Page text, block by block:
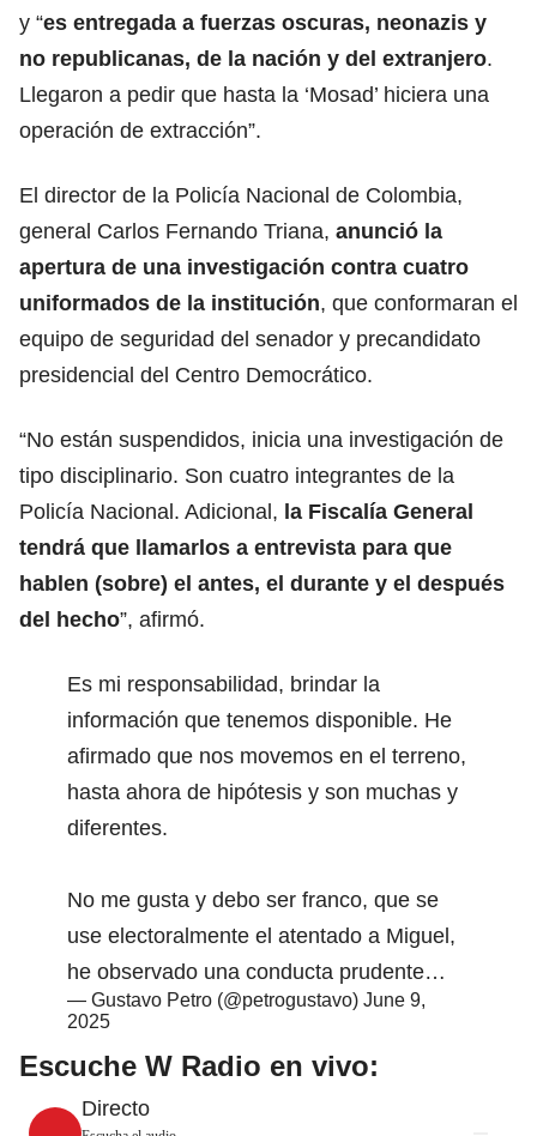
y “es entregada a fuerzas oscuras, neonazis y
no republicanas, de la nación y del extranjero.
Llegaron a pedir que hasta la ‘Mosad’ hiciera una
operación de extracción”.
El director de la Policía Nacional de Colombia,
general Carlos Fernando Triana, anunció la
apertura de una investigación contra cuatro
uniformados de la institución, que conformaran el
equipo de seguridad del senador y precandidato
presidencial del Centro Democrático.
“No están suspendidos, inicia una investigación de
tipo disciplinario. Son cuatro integrantes de la
Policía Nacional. Adicional, la Fiscalía General
tendrá que llamarlos a entrevista para que
hablen (sobre) el antes, el durante y el después
del hecho”, afirmó.
Es mi responsabilidad, brindar la
información que tenemos disponible. He
afirmado que nos movemos en el terreno,
hasta ahora de hipótesis y son muchas y
diferentes.
No me gusta y debo ser franco, que se
use electoralmente el atentado a Miguel,
he observado una conducta prudente…
— Gustavo Petro (@petrogustavo) June 9,
2025
Escuche W Radio en vivo:
Directo